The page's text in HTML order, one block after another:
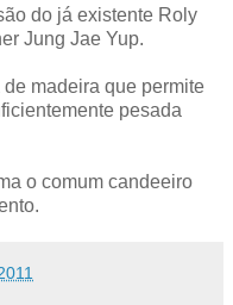
do já existente Roly
Jung Jae Yup.
madeira que permite
pesada
o comum candeeiro